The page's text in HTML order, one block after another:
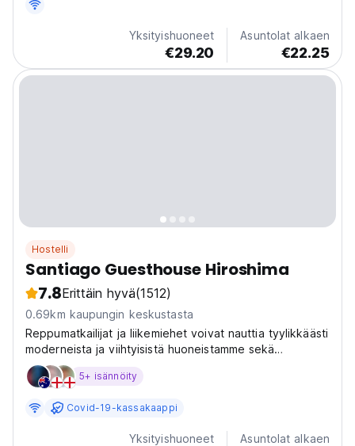
Yksityishuoneet
€29.20
Asuntolat alkaen
€22.25
Hostelli
Santiago Guesthouse Hiroshima
7.8Erittäin hyvä(1512)
0.69km kaupungin keskustasta
Reppumatkailijat ja liikemiehet voivat nauttia tyylikkäästi
moderneista ja viihtyisistä huoneistamme sekä
rentouttavasta yhteisestä keittiöstä.
5+ isännöity
Covid-19-kassakaappi
Yksityishuoneet Asuntolat alkaen